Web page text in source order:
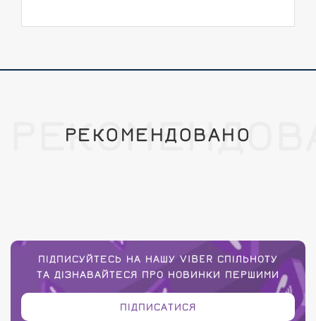
РЕКОМЕНДОВАНО
ПІДПИСУЙТЕСЬ НА НАШУ VIBER СПІЛЬНОТУ
ТА ДІЗНАВАЙТЕСЯ ПРО НОВИНКИ ПЕРШИМИ
ПІДПИСАТИСЯ